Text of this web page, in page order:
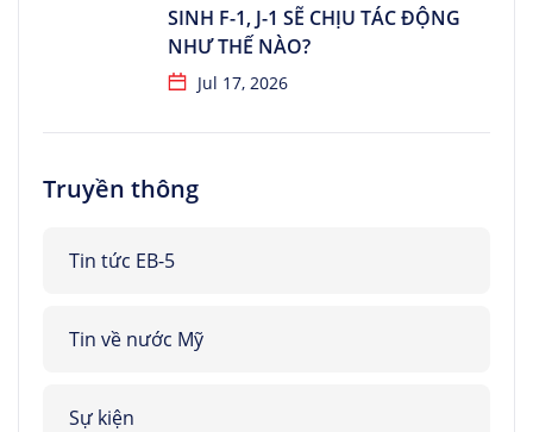
SINH F-1, J-1 SẼ CHỊU TÁC ĐỘNG
NHƯ THẾ NÀO?
Jul 17, 2026
Truyền thông
Tin tức EB-5
Tin về nước Mỹ
Sự kiện